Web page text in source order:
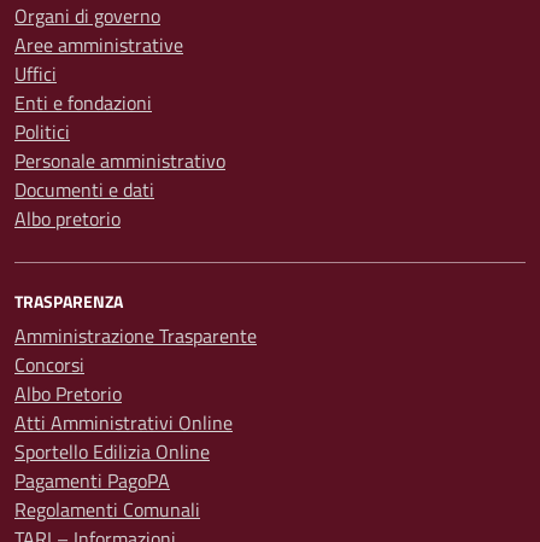
Organi di governo
Aree amministrative
Uffici
Enti e fondazioni
Politici
Personale amministrativo
Documenti e dati
Albo pretorio
TRASPARENZA
Amministrazione Trasparente
Concorsi
Albo Pretorio
Atti Amministrativi Online
Sportello Edilizia Online
Pagamenti PagoPA
Regolamenti Comunali